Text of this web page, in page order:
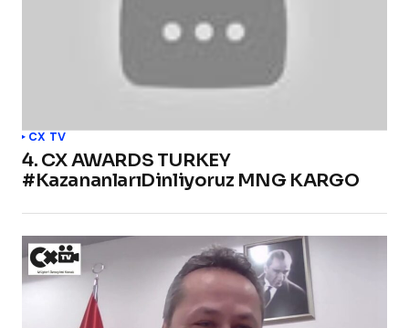
CX TV
4. CX AWARDS TURKEY
#KazananlarıDinliyoruz MNG KARGO